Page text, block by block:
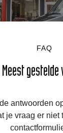
FAQ
Meest gestelde
antwoorden
je vraag er niet